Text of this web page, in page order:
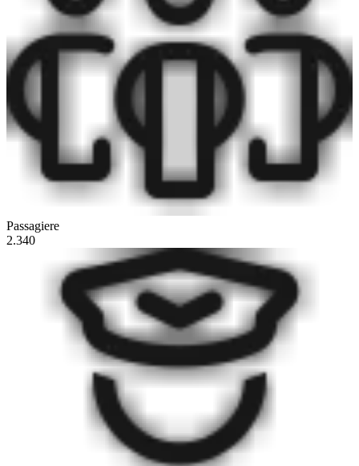
Passagiere
2.340